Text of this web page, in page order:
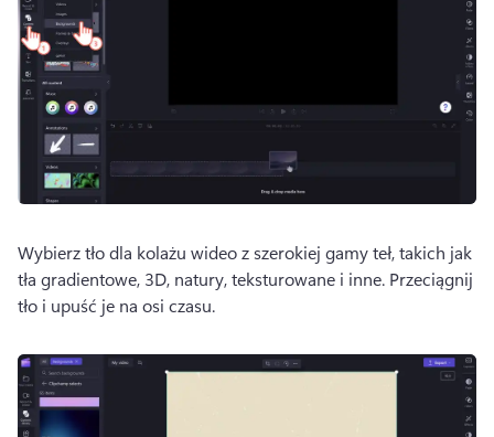
Wybierz tło dla kolażu wideo z szerokiej gamy teł, takich jak
tła gradientowe, 3D, natury, teksturowane i inne. Przeciągnij
tło i upuść je na osi czasu.